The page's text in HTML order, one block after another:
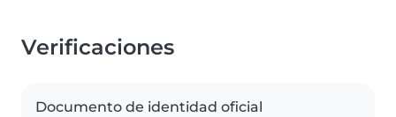
Verificaciones
Documento de identidad oficial